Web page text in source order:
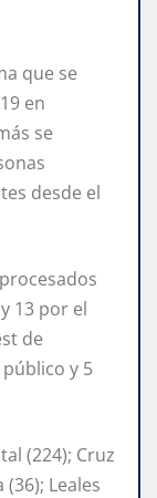
que se
en
se
desde el
13 por el
de
y 5
(224); Cruz
(36); Leales